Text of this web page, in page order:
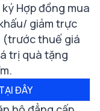
Hợp đồng mua
giảm trực
(trước thuế giá
trị quà tặng
ĐÂY